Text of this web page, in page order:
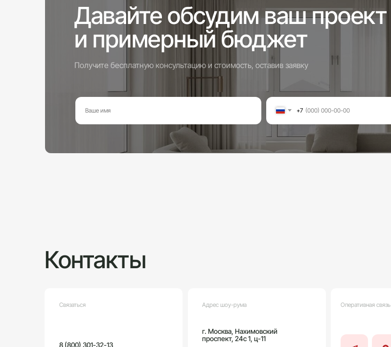
Ваше имя +7
Давайте обсудим ваш проект
и примерный бюджет
Получите бесплатную консультацию и стоимость, оставив заявку
Контакты
8 (800) 301-32-13
г. Москва, Нахимовский
проспект, 24c 1, ц-11
Связаться Адрес шоу-рума Оперативная связь